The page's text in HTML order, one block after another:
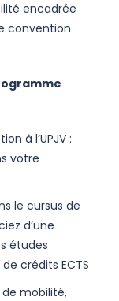
encadrée
convention
à l’UPJV :
votre
le cursus de
d’une
études
crédits ECTS
mobilité,